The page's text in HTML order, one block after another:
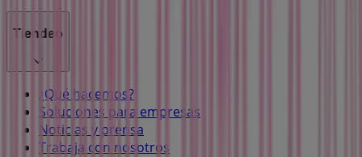
Tiendeo
¿Qué hacemos?
Soluciones para empresas
Noticias y prensa
Trabaja con nosotros